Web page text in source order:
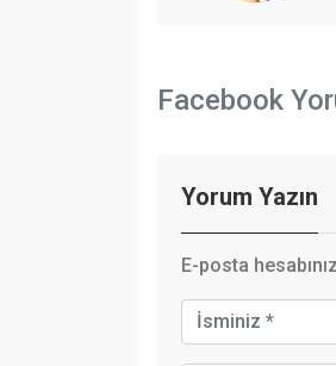
Facebook
Yorum Yazın
E-posta